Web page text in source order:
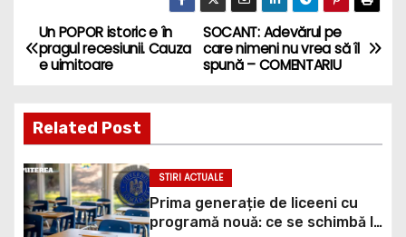
P
o
s
t
n
SOCANT: Adevărul pe
care nimeni nu vrea să îl
spună – COMENTARIU
Un POPOR istoric e în
pragul recesiunii. Cauza
e uimitoare
Related Post
STIRI ACTUALE
Prima generație de liceeni cu
programă nouă: ce se schimbă la